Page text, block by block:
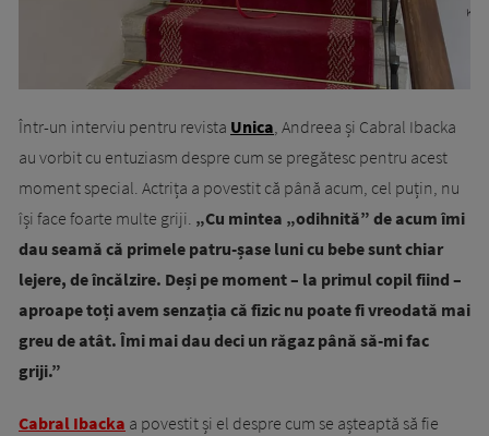
Într-un interviu pentru revista Unica, Andreea și Cabral Ibacka
au vorbit cu entuziasm despre cum se pregătesc pentru acest
moment special. Actrița a povestit că până acum, cel puțin, nu
își face foarte multe griji. „Cu mintea „odihnită” de acum îmi
dau seamă că primele patru-șase luni cu bebe sunt chiar
lejere, de încălzire. Deși pe moment – la primul copil fiind –
aproape toți avem senzația că fizic nu poate fi vreodată mai
greu de atât. Îmi mai dau deci un răgaz până să-mi fac
griji.”
Cabral Ibacka a povestit și el despre cum se așteaptă să fie